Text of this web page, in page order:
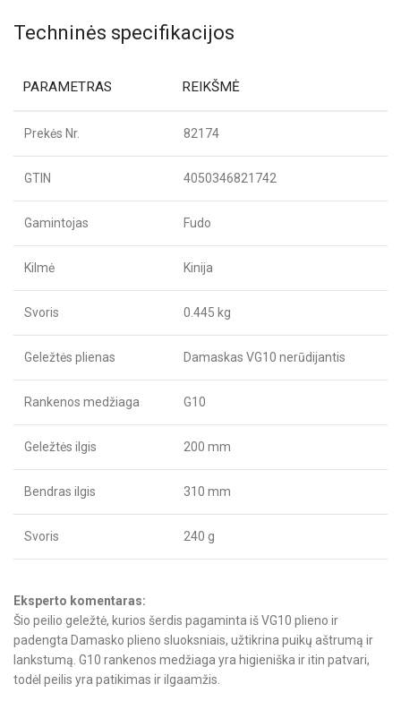
Techninės specifikacijos
PARAMETRAS REIKŠMĖ
Prekės Nr. 82174
GTIN 4050346821742
Gamintojas Fudo
Kilmė Kinija
Svoris 0.445 kg
Geležtės plienas Damaskas VG10 nerūdijantis
Rankenos medžiaga G10
Geležtės ilgis 200 mm
Bendras ilgis 310 mm
Svoris 240 g
Eksperto komentaras:
Šio peilio geležtė, kurios šerdis pagaminta iš VG10 plieno ir
padengta Damasko plieno sluoksniais, užtikrina puikų aštrumą ir
lankstumą. G10 rankenos medžiaga yra higieniška ir itin patvari,
todėl peilis yra patikimas ir ilgaamžis.